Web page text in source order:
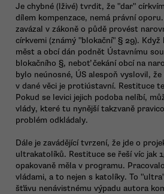
Je chybné (lživé) tvrdit, že "dar"
dílem kompenzace, nemá právní
zavázal v zákoně o půdě provést
církvemi (známý "blokační" § 29). Když
měst a obcí dán podnět Ústavnímu
blokačního §, neboť čekání obcí na
bylo neúnosné, ÚS alespoň vyslovil,
v dané věci je protiústavní. Restituce
Pokud se levici jejich podoba nelíbí,
vlády, které tu nynější takzvaně
problém odkládaly.
Dále je zavádějící tvrzení, že jde o
ultrakatolíků. Restituce se řeší víc jak
opakovaně měla v programu.
vládami, a to nejen s katolíky. To
šťávu nenávistnému výpadu autora